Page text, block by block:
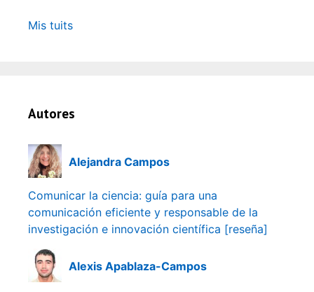
Mis tuits
Autores
Alejandra Campos
Comunicar la ciencia: guía para una
comunicación eficiente y responsable de la
investigación e innovación científica [reseña]
Alexis Apablaza-Campos